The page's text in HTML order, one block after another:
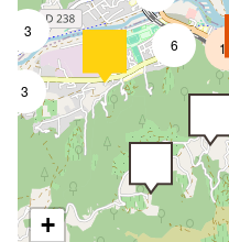
3
3
6 18
+